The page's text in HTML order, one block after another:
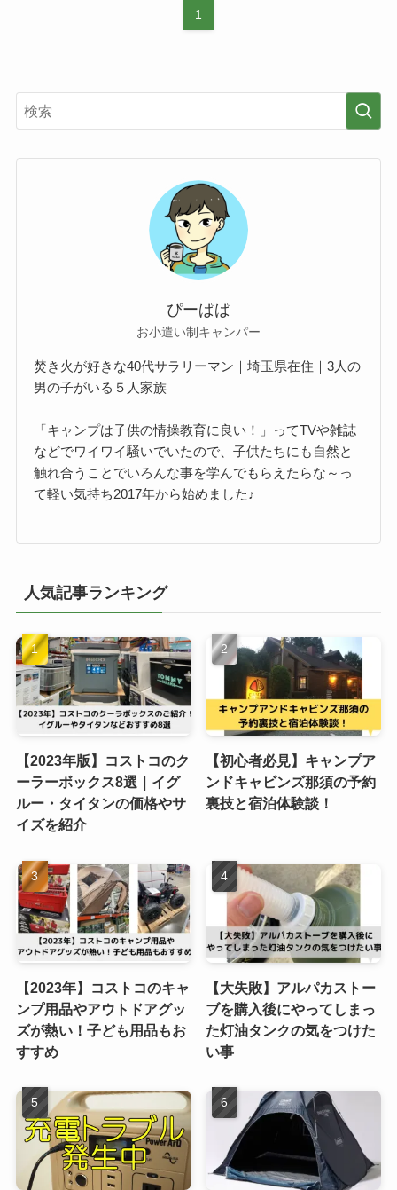
1
ぴーぱぱ
お小遣い制キャンパー
焚き火が好きな40代サラリーマン｜埼玉県在住｜3人の
男の子がいる５人家族
「キャンプは子供の情操教育に良い！」ってTVや雑誌
などでワイワイ騒いでいたので、子供たちにも自然と
触れ合うことでいろんな事を学んでもらえたらな～っ
て軽い気持ち2017年から始めました♪
人気記事ランキング
【2023年版】コストコのク
ーラーボックス8選｜イグ
ルー・タイタンの価格やサ
イズを紹介
【初心者必見】キャンプア
ンドキャビンズ那須の予約
裏技と宿泊体験談！
【2023年】コストコのキャ
ンプ用品やアウトドアグッ
ズが熱い！子ども用品もお
すすめ
【大失敗】アルパカストー
ブを購入後にやってしまっ
た灯油タンクの気をつけた
い事